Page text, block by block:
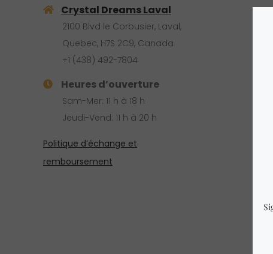
Crystal Dreams Laval
2100 Blvd le Corbusier, Laval,
Quebec, H7S 2C9, Canada
+1 ‪(438) 492-7804
Heures d’ouverture
Sam-Mer: 11 h à 18 h
Jeudi-Vend: 11 h à 20 h
Politique d’échange et
remboursement